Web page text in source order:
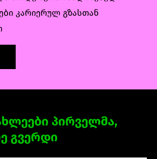
და ანალიტიკას, ზრდაზე
მარკეტინგული
ოპტიმიზაციას,
კარიერულ გზასთან
პირველმა,
გვერდი